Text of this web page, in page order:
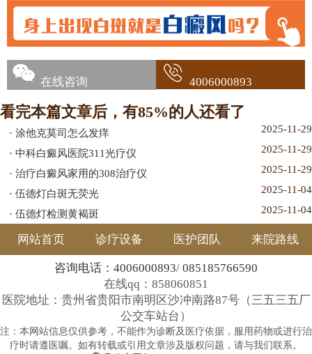
在线咨询 4006000893
看完本篇文章后，有85%的人还看了
·涂他克莫司怎么发痒 2025-11-29
·中科白癜风医院311光疗仪 2025-11-29
·治疗白癜风家用的308治疗仪 2025-11-29
·伍德灯白斑无荧光 2025-11-04
·伍德灯检测黄褐斑 2025-11-04
网站首页 诊疗设备 医护团队 来院路线
咨询电话：4006000893/ 085185766590
在线qq：858060851
医院地址：贵州省贵阳市南明区沙冲南路87号（三五三五厂
公交车站台）
注：本网站信息仅供参考，不能作为诊断及医疗依据，服用药物或进行治
疗时请遵医嘱。如有转载或引用文章涉及版权问题，请与我们联系。